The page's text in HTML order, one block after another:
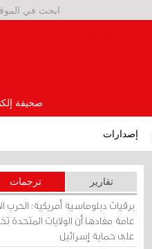
صحيفة
إصدارات
تقارير ترجمات
برقيات دبلوماسية أمريكية: الحرب
عامة مفادها أن الولايات المتحدة
على حماية إسرائيل